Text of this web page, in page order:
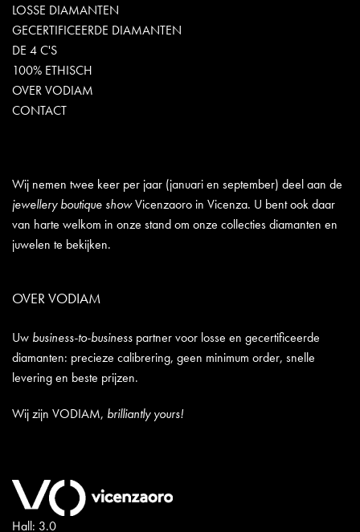
LOSSE DIAMANTEN
GECERTIFICEERDE DIAMANTEN
DE 4 C'S
100% ETHISCH
OVER VODIAM
CONTACT
Wij nemen twee keer per jaar (januari en september) deel aan de
jewellery boutique showVicenzaoro in Vicenza. U bent ook daar
van harte welkom in onze stand om onze collecties diamanten en
juwelen te bekijken.
OVER VODIAM
Uw business-to-business partner voor losse en gecertificeerde
diamanten: precieze calibrering, geen minimum order, snelle
levering en beste prijzen.
Wij zijn VODIAM, brilliantly yours!
Hall: 3.0